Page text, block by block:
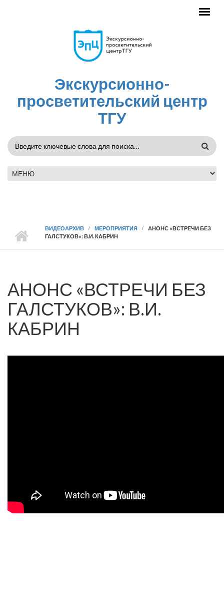
Экскурсионно-
просветительский центр
ТГУ
ФОРМА
ПОИСКА
ВИДЕОАРХИВ МЕРОПРИЯТИЯ
АНОНС «ВСТРЕЧИ БЕЗ
ГАЛСТУКОВ»: В.И. КАБРИН
АНОНС «ВСТРЕЧИ БЕЗ
ГАЛСТУКОВ»: В.И.
КАБРИН